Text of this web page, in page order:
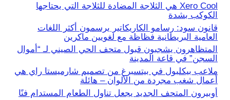
Xero Cool هي الثلاجة المضادة للثلاجة التي يحتاجها
الكوكب بشدة
قانون سود: رسامو الكاريكاتير يرسمون أكثر اللغات
العامية البريطانية فظاظة مع لغويين ماكرين
المتظاهرون يشجبون قبول متحف الحي الصيني لـ “أموال
السجن” في قاعة المدينة
ملاعب بيكلبول في بيتسبرغ من تصميم شارميستا راي هي
أعمال شغب مجردة من الألوان – هائلة
أوبيرون المتحف الجديد يجعل تناول الطعام المستدام فنًا